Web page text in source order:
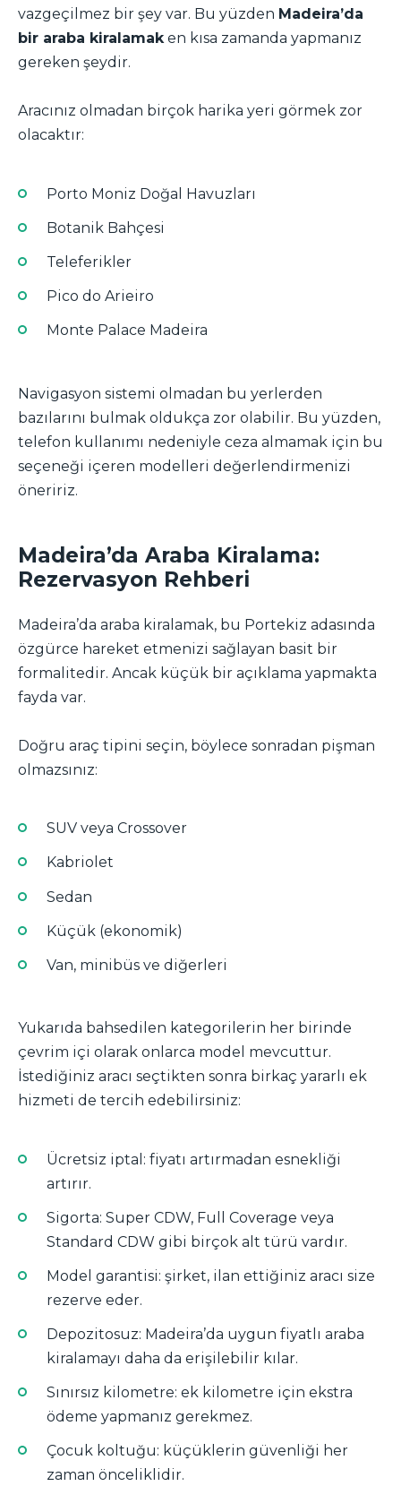
vazgeçilmez bir şey var. Bu yüzden Madeira’da
bir araba kiralamaken kısa zamanda yapmanız
gereken şeydir.
Aracınız olmadan birçok harika yeri görmek zor
olacaktır:
Porto Moniz Doğal Havuzları
Botanik Bahçesi
Teleferikler
Pico do Arieiro
Monte Palace Madeira
Navigasyon sistemi olmadan bu yerlerden
bazılarını bulmak oldukça zor olabilir. Bu yüzden,
telefon kullanımı nedeniyle ceza almamak için bu
seçeneği içeren modelleri değerlendirmenizi
öneririz.
Madeira’da Araba Kiralama:
Rezervasyon Rehberi
Madeira’da araba kiralamak, bu Portekiz adasında
özgürce hareket etmenizi sağlayan basit bir
formalitedir. Ancak küçük bir açıklama yapmakta
fayda var.
Doğru araç tipini seçin, böylece sonradan pişman
olmazsınız:
SUV veya Crossover
Kabriolet
Sedan
Küçük (ekonomik)
Van, minibüs ve diğerleri
Yukarıda bahsedilen kategorilerin her birinde
çevrim içi olarak onlarca model mevcuttur.
İstediğiniz aracı seçtikten sonra birkaç yararlı ek
hizmeti de tercih edebilirsiniz:
Ücretsiz iptal: fiyatı artırmadan esnekliği
artırır.
Sigorta: Super CDW, Full Coverage veya
Standard CDW gibi birçok alt türü vardır.
Model garantisi: şirket, ilan ettiğiniz aracı size
rezerve eder.
Depozitosuz: Madeira’da uygun fiyatlı araba
kiralamayı daha da erişilebilir kılar.
Sınırsız kilometre: ek kilometre için ekstra
ödeme yapmanız gerekmez.
Çocuk koltuğu: küçüklerin güvenliği her
zaman önceliklidir.